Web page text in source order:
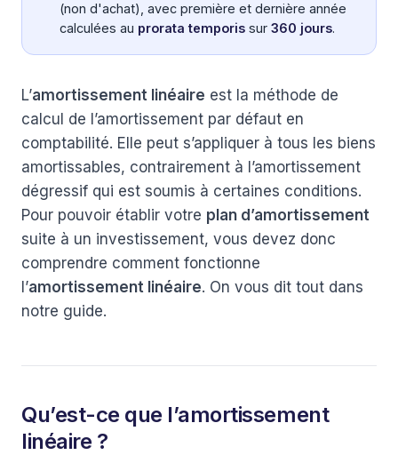
(non d'achat), avec première et dernière année
calculées au prorata temporis sur 360 jours.
L’amortissement linéaire est la méthode de
calcul de l’amortissement par défaut en
comptabilité. Elle peut s’appliquer à tous les biens
amortissables, contrairement à l’amortissement
dégressif qui est soumis à certaines conditions.
Pour pouvoir établir votre plan d’amortissement
suite à un investissement, vous devez donc
comprendre comment fonctionne
l’amortissement linéaire. On vous dit tout dans
notre guide.
Qu’est-ce que l’amortissement
linéaire ?